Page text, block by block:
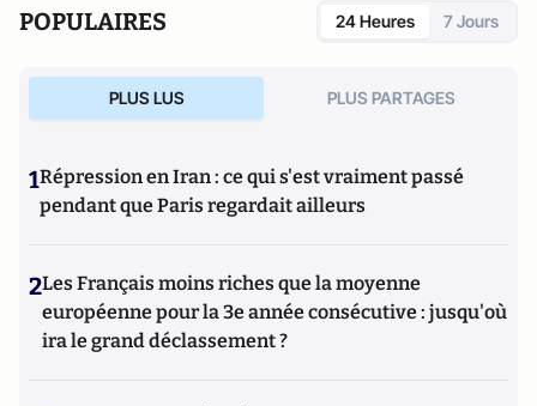
POPULAIRES 24 Heures 7 Jours
PLUS LUS PLUS PARTAGES
1Répression en Iran : ce qui s'est vraiment passé
pendant que Paris regardait ailleurs
2Les Français moins riches que la moyenne
européenne pour la 3e année consécutive : jusqu'où
ira le grand déclassement ?